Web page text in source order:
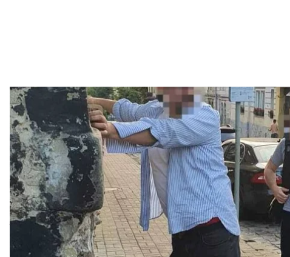
Обвинувачений
Рівненська обласна
У Рівному перед судом постане мешканець Львова,
спільниками брав гроші з військовозобов’язаних
втім, після отримання коштів вони залишали «клієнтів»
Про цеповідомивОфіс генпрокурора.
За даними слідства, обвинувачений зі спільниками
«переправленні» за кордон військовозобов’язаних
За свої послуги вони брали по 120 000 грн із
Так, заволодівши коштами, вони висаджували